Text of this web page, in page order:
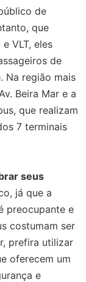
de
que
VLT, eles
de
Na região mais
Beira Mar e a
que realizam
7 terminais
seus
já que a
preocupante e
costumam ser
prefira utilizar
oferecem um
e